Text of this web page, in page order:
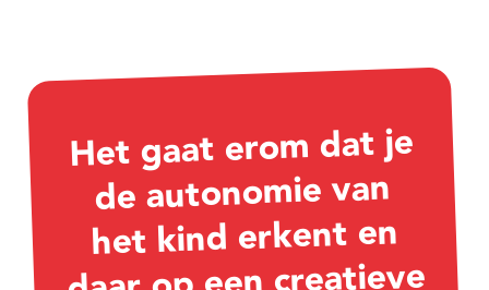
Het gaat erom dat je
de autonomie van
het kind erkent en